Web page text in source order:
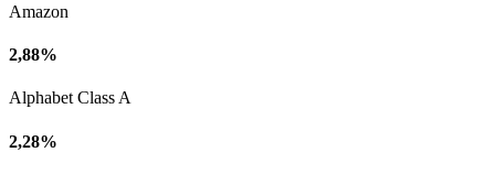
Amazon
2,88%
Alphabet Class A
2,28%